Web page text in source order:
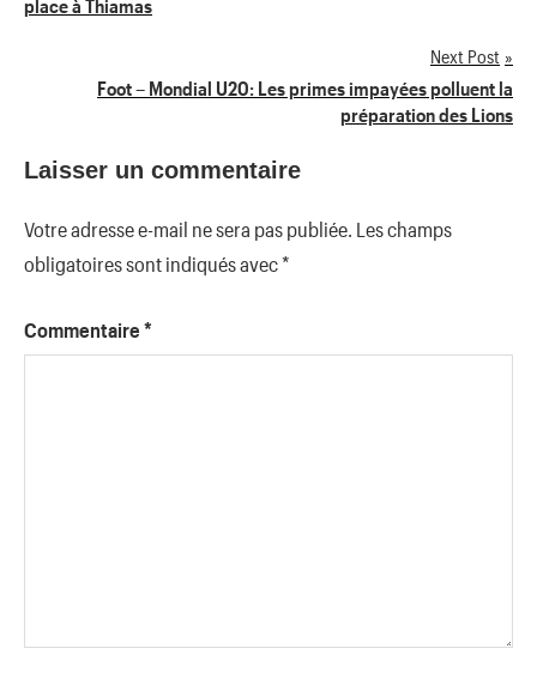
de
place à Thiamas
Next Post
Foot – Mondial U20: Les primes impayées polluent la
préparation des Lions
Laisser un commentaire
Votre adresse e-mail ne sera pas publiée. Les champs
obligatoires sont indiqués avec*
Commentaire *